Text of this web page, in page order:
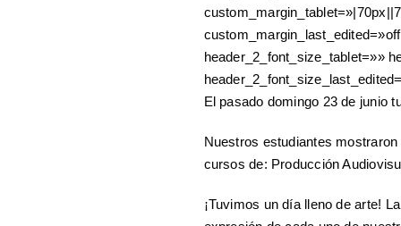
header_2_font_size_tablet=»»
El pasado domingo 23 de junio
Nuestros estudiantes
cursos de: Producción
¡Tuvimos un día lleno de arte!